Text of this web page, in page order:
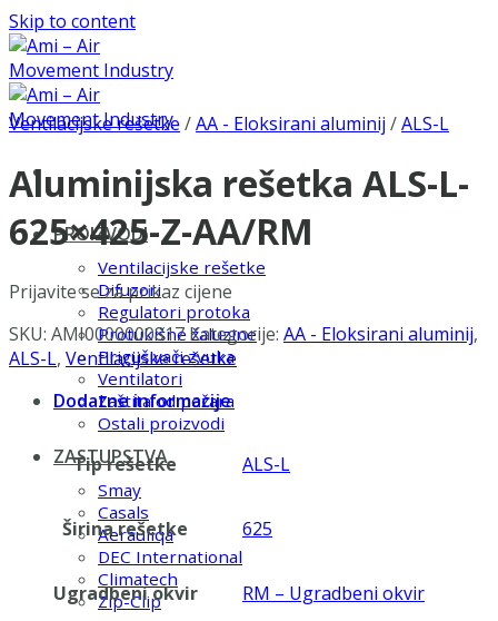
Skip to content
PROIZVODI
Ventilacijske rešetke
Difuzori
Regulatori protoka
Protukišne žaluzine
Prigušivači zvuka
Ventilatori
Zaštita od požara
Ostali proizvodi
ZASTUPSTVA
Smay
Casals
Aerauliqa
DEC International
Climatech
Zip-Clip
Ventilacijske rešetke /AA - Eloksirani aluminij /ALS-L
Aluminijska rešetka ALS-L-
625×425-Z-AA/RM
Prijavite se za prikaz cijene
SKU: AMI0000000817 Kategorije: AA - Eloksirani aluminij,
ALS-L, Ventilacijske rešetke
Dodatne informacije
Tip rešetke ALS-L
Širina rešetke 625
Ugradbeni okvir RM – Ugradbeni okvir